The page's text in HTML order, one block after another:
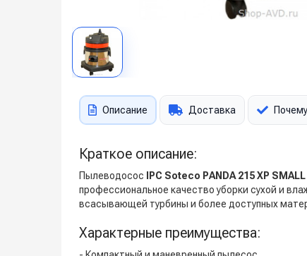
Описание Доставка
Краткое описание:
Пылеводосос IPC Soteco PANDA 215 XP
профессиональное качество уборки сухой и
всасывающей турбины и более доступных
Характерные преимущества: